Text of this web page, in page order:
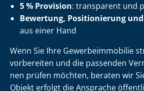
5 % Provision: transparent und
Bewertung, Positionierung
aus einer Hand
Wenn Sie Ihre Ge­wer­be­im­mo­bi­lie
vorbereiten und die passenden
nen prüfen möchten, beraten wir
Objekt erfolgt die Ansprache